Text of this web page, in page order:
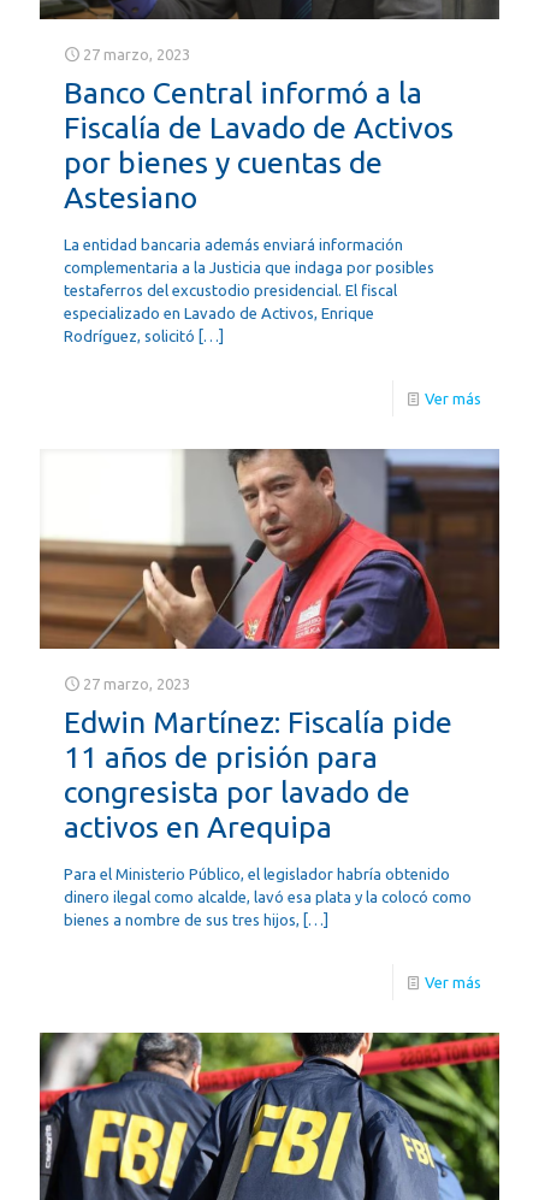
27 marzo, 2023
Banco Central informó a la
Fiscalía de Lavado de Activos
por bienes y cuentas de
Astesiano
La entidad bancaria además enviará información
complementaria a la Justicia que indaga por posibles
testaferros del excustodio presidencial. El fiscal
especializado en Lavado de Activos, Enrique
Rodríguez, solicitó […]
Ver más
27 marzo, 2023
Edwin Martínez: Fiscalía pide
11 años de prisión para
congresista por lavado de
activos en Arequipa
Para el Ministerio Público, el legislador habría obtenido
dinero ilegal como alcalde, lavó esa plata y la colocó como
bienes a nombre de sus tres hijos, […]
Ver más